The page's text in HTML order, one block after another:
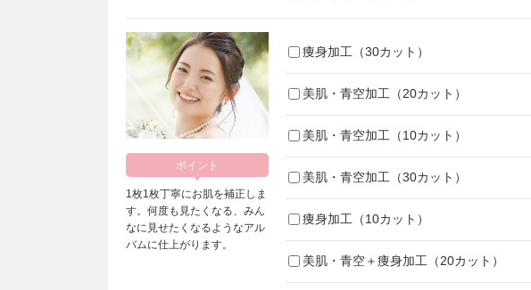
1枚1枚丁寧にお肌を補正しま
す。何度も見たくなる、みん
なに見せたくなるようなアル
バムに仕上がります。
痩身加工（30カット）
美肌・青空加工（20カット）
美肌・青空加工（10カット）
美肌・青空加工（30カット）
痩身加工（10カット）
美肌・青空＋痩身加工（20カット）